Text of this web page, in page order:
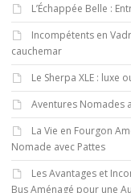
L’Échappée Belle :
Incompétents en
cauchemar
Le Sherpa XLE : luxe
Aventures Nomades
La Vie en Fourgon
Nomade avec Pattes
Les Avantages et
Bus Aménagé pour une